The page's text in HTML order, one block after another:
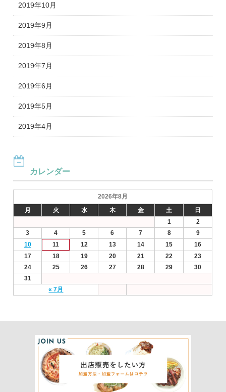
2019年10月
2019年9月
2019年8月
2019年7月
2019年6月
2019年5月
2019年4月
カレンダー
2026年8月
月
火 水 木 金 土 日
« 7月
1
2
3
4 5 6 7 8
9
10
11 12 13 14 15
16
17
18 19 20 21 22
23
24
25 26 27 28 29
30
31